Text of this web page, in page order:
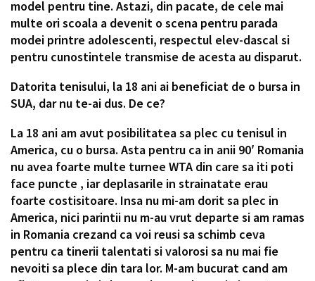
model pentru tine. Astazi, din pacate, de cele mai
multe ori scoala a devenit o scena pentru parada
modei printre adolescenti, respectul elev-dascal si
pentru cunostintele transmise de acesta au disparut.
Datorita tenisului, la 18 ani ai beneficiat de o bursa in
SUA, dar nu te-ai dus. De ce?
La 18 ani am avut posibilitatea sa plec cu tenisul in
America, cu o bursa. Asta pentru ca in anii 90′ Romania
nu avea foarte multe turnee WTA din care sa iti poti
face puncte , iar deplasarile in strainatate erau
foarte costisitoare. Insa nu mi-am dorit sa plec in
America, nici parintii nu m-au vrut departe si am ramas
in Romania crezand ca voi reusi sa schimb ceva
pentru ca tinerii talentati si valorosi sa nu mai fie
nevoiti sa plece din tara lor. M-am bucurat cand am